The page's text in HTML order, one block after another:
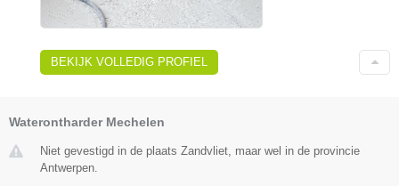
BEKIJK VOLLEDIG PROFIEL
Waterontharder Mechelen
Niet gevestigd in de plaats Zandvliet, maar wel in de provincie
Antwerpen.